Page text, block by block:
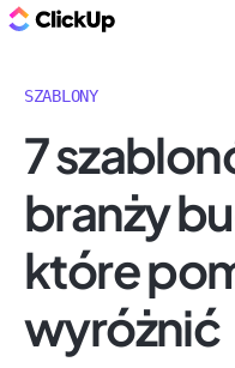
SZABLONY
7
branży
które
wyróżnić